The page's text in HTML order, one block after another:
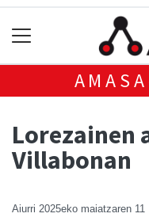
Lorezainen
Villabonan
Aiurri 2025eko maiatzaren 11